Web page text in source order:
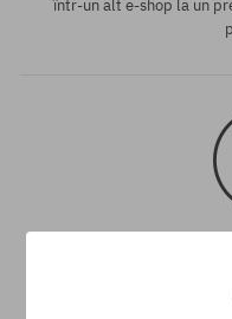
într-un alt e-shop la un
Pentru returnarea